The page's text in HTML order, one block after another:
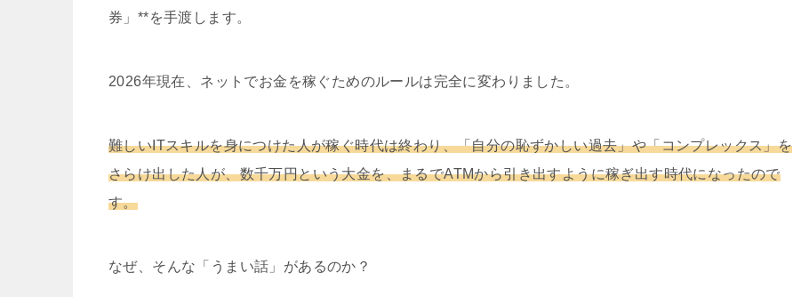
券」**を手渡します。
2026年現在、ネットでお金を稼ぐためのルールは完全に変わりました。
難しいITスキルを身につけた人が稼ぐ時代は終わり、「自分の恥ずかしい過去」や「コンプレックス」を
さらけ出した人が、数千万円という大金を、まるでATMから引き出すように稼ぎ出す時代になったので
す。
なぜ、そんな「うまい話」があるのか？